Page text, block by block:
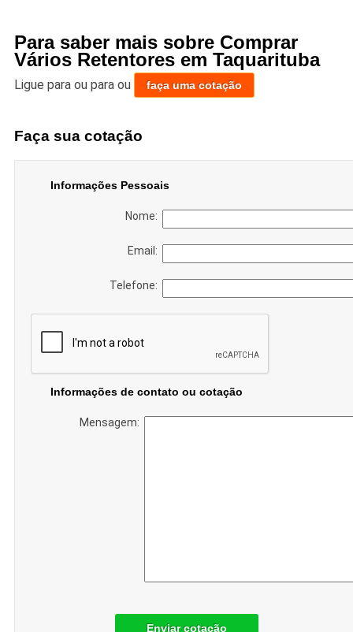
Para saber mais sobre Comprar
Vários Retentores em Taquarituba
Ligue para ou para ou faça uma cotação
Faça sua cotação
Informações Pessoais
Nome:
Email:
Telefone:
Informações de contato ou cotação
Mensagem:
Enviar cotação